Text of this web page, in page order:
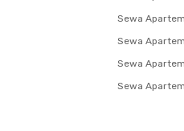
Sewa
Sewa
Sewa
Sewa